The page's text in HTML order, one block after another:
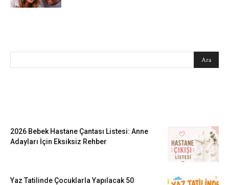
2026 Bebek Hastane Çantası Listesi: Anne
Adayları İçin Eksiksiz Rehber
Yaz Tatilinde Çocuklarla Yapılacak 50